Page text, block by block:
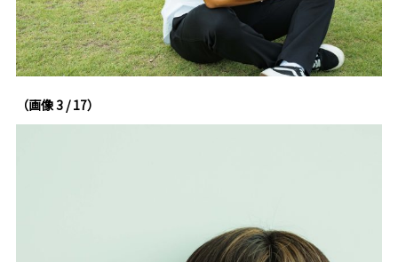
（画像 3 / 17）